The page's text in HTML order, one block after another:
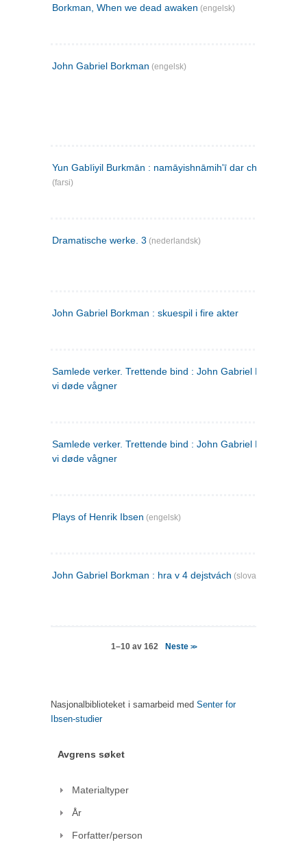
Borkman, When we dead awaken (engelsk)
John Gabriel Borkman (engelsk)
Yun Gabīiyil Burkmān : namāyishnāmihʹī dar chahār pardih
(farsi)
Dramatische werke. 3 (nederlandsk)
John Gabriel Borkman : skuespil i fire akter
Samlede verker. Trettende bind : John Gabriel Borkman ;
vi døde vågner
Samlede verker. Trettende bind : John Gabriel Borkman ;
vi døde vågner
Plays of Henrik Ibsen (engelsk)
John Gabriel Borkman : hra v 4 dejstvách (slovakisk)
1–10 av 162 Neste >>
Nasjonalbiblioteket i samarbeid med Senter for
Ibsen-studier
Avgrens søket
Materialtyper
År
Forfatter/person